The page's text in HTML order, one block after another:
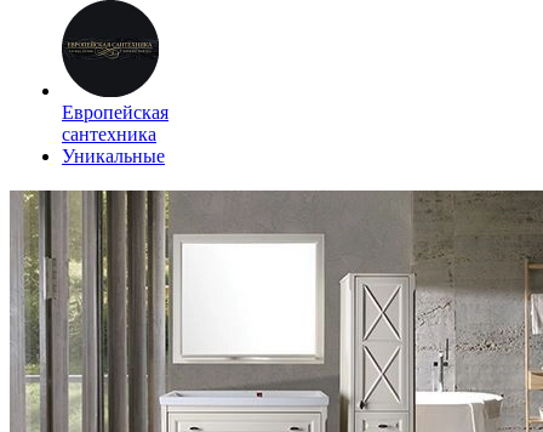
Европейская
сантехника
Уникальные